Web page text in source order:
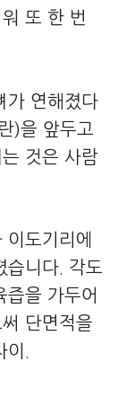
또 한 번
가 연해졌다
)을 앞두고
것은 사람
도기리에
습니다. 각도
즙을 가두어
단면적을
.